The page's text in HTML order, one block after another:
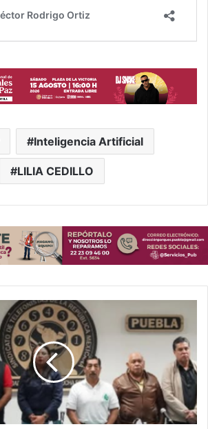
Inteligencia Artificial
LILIA CEDILLO